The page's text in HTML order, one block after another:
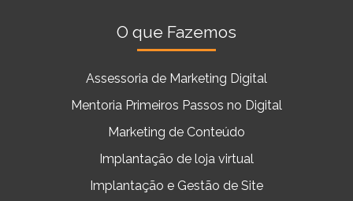
O que Fazemos
Assessoria de Marketing Digital
Mentoria Primeiros Passos no Digital
Marketing de Conteúdo
Implantação de loja virtual
Implantação e Gestão de Site